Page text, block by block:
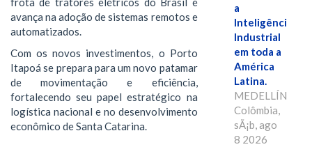
avança na adoção de sistemas remotos e
automatizados.
Com os novos investimentos, o Porto
Itapoá se prepara para um novo patamar
de movimentação e eficiência,
fortalecendo seu papel estratégico na
logística nacional e no desenvolvimento
econômico de Santa Catarina.
a
Inteligência
Industrial
em toda a
América
Latina.
MEDELLÍN,
Colômbia,
sÃ¡b, ago
8 2026